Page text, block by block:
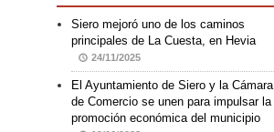
Siero mejoró uno de los caminos
principales de La Cuesta, en Hevia
24/11/2025
El Ayuntamiento de Siero y la Cámara
de Comercio se unen para impulsar la
promoción económica del municipio